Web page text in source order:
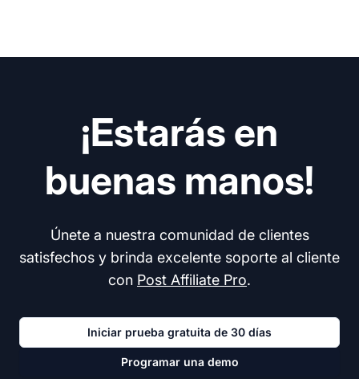
¡Estarás en
buenas manos!
Únete a nuestra comunidad de clientes
satisfechos y brinda excelente soporte al cliente
con Post Affiliate Pro.
Iniciar prueba gratuita de 30 días
Programar una demo